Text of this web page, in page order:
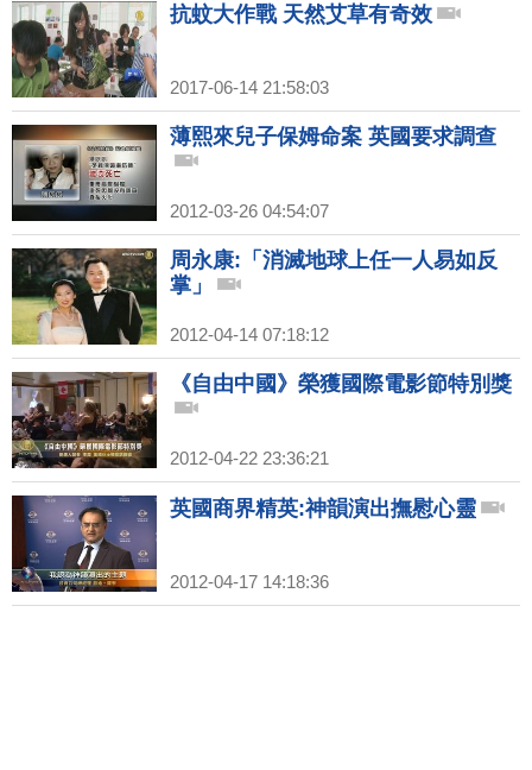
抗蚊大作戰 天然艾草有奇效
2017-06-14 21:58:03
薄熙來兒子保姆命案 英國要求調查
2012-03-26 04:54:07
周永康:「消滅地球上任一人易如反
掌」
2012-04-14 07:18:12
《自由中國》榮獲國際電影節特別獎
2012-04-22 23:36:21
英國商界精英:神韻演出撫慰心靈
2012-04-17 14:18:36